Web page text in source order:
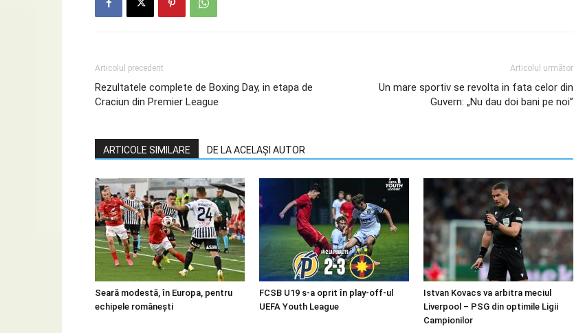
Articolul precedent
Rezultatele complete de Boxing Day, in etapa de
Craciun din Premier League
Articolul următor
Un mare sportiv se revolta in fata celor din
Guvern: „Nu dau doi bani pe noi”
ARTICOLE SIMILARE DE LA ACELAȘI AUTOR
Seară modestă, în Europa, pentru
echipele românești
FCSB U19 s-a oprit în play-off-ul
UEFA Youth League
Istvan Kovacs va arbitra meciul
Liverpool – PSG din optimile Ligii
Campionilor